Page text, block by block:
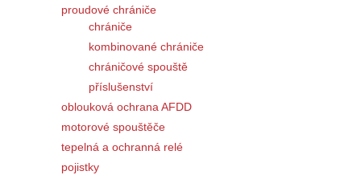
proudové chrániče
chrániče
kombinované chrániče
chráničové spouště
příslušenství
oblouková ochrana AFDD
motorové spouštěče
tepelná a ochranná relé
pojistky